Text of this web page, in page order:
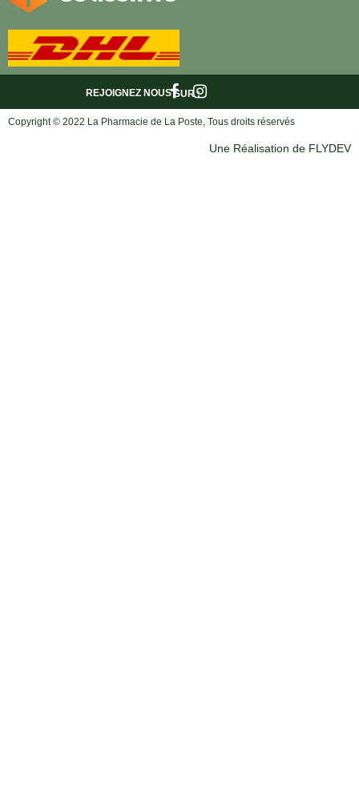
SUR :
REJOIGNEZ NOUS
Copyright © 2022 La Pharmacie de La Poste, Tous droits réservés
Une Réalisation de FLYDEV